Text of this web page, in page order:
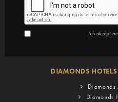
Ich
DIAMONDS
Diamonds
Diamonds